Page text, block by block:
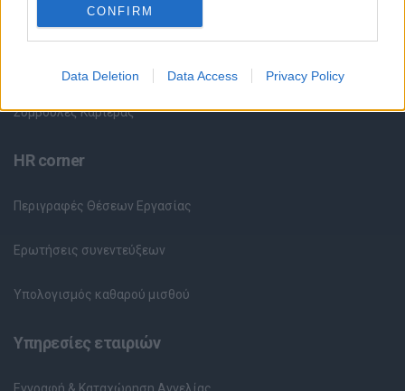
CONFIRM
Data Deletion Data Access Privacy Policy
Υπηρεσίες υποψηφίων
Καταχώρηση Online Βιογραφικού
Συμβουλές Καριέρας
HR corner
Περιγραφές Θέσεων Εργασίας
Ερωτήσεις συνεντεύξεων
Υπολογισμός καθαρού μισθού
Υπηρεσίες εταιριών
Εγγραφή & Καταχώρηση Αγγελίας